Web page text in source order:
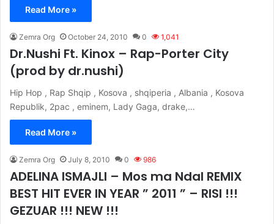
Read More »
Zemra Org October 24, 2010 0 1,041
Dr.Nushi Ft. Kinox – Rap-Porter City
(prod by dr.nushi)
Hip Hop , Rap Shqip , Kosova , shqiperia , Albania , Kosova
Republik, 2pac , eminem, Lady Gaga, drake,…
Read More »
Zemra Org July 8, 2010 0 986
ADELINA ISMAJLI – Mos ma Ndal REMIX
BEST HIT EVER IN YEAR ” 2011 ” – RISI !!!
GEZUAR !!! NEW !!!